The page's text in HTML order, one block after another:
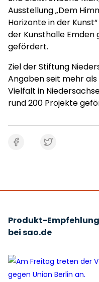
Ausstellung „Dem
Horizonte in der
der Kunsthalle Emden
gefördert.
Ziel der Stiftung
Angaben seit mehr
Vielfalt in
rund 200 Projekte
Produkt-
bei sao.de